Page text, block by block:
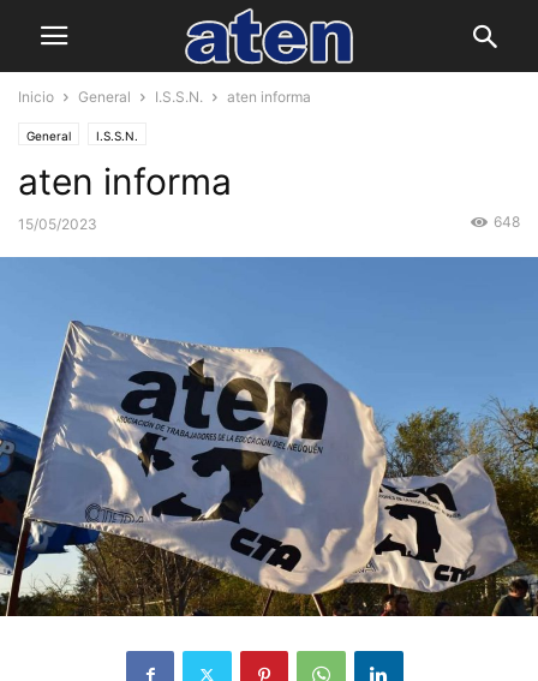
Inicio General I.S.S.N. aten informa
General I.S.S.N.
aten informa
15/05/2023 648